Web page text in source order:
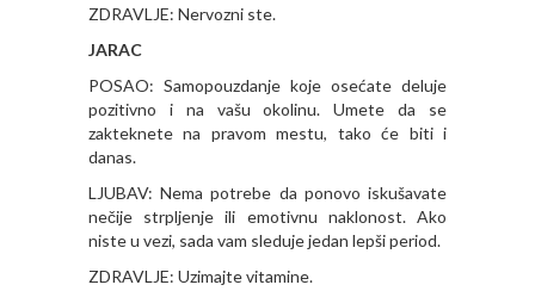
ZDRAVLJE: Nervozni ste.
JARAC
POSAO: Samopouzdanje koje osećate deluje
pozitivno i na vašu okolinu. Umete da se
zakteknete na pravom mestu, tako će biti i
danas.
LJUBAV: Nema potrebe da ponovo iskušavate
nečije strpljenje ili emotivnu naklonost. Ako
niste u vezi, sada vam sleduje jedan lepši period.
ZDRAVLJE: Uzimajte vitamine.